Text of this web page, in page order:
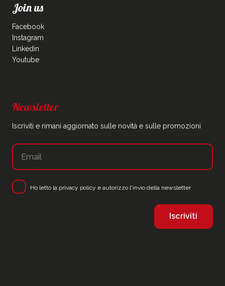
Join us
Facebook
Instagram
Linkedin
Youtube
Newsletter
Iscriviti e rimani aggiornato sulle novità e sulle promozioni
Ho letto la privacy policy e autorizzo l'invio della newsletter